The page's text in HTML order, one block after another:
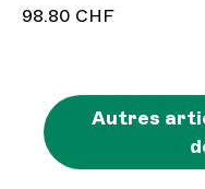
98.80 CHF
Autres